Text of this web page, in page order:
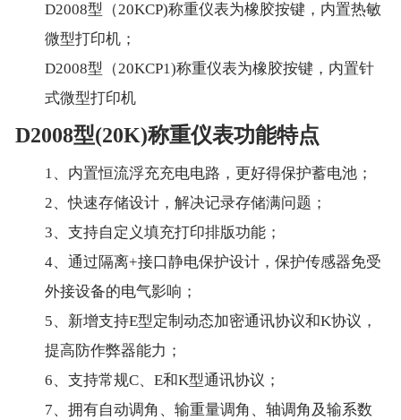
D2008型（20KCP)称重仪表为橡胶按键，内置热敏
微型打印机；
D2008型（20KCP1)称重仪表为橡胶按键，内置针
式微型打印机
D2008型(20K)称重仪表功能特点
1、内置恒流浮充充电电路，更好得保护蓄电池；
2、快速存储设计，解决记录存储满问题；
3、支持自定义填充打印排版功能；
4、通过隔离+接口静电保护设计，保护传感器免受
外接设备的电气影响；
5、新增支持E型定制动态加密通讯协议和K协议，
提高防作弊器能力；
6、支持常规C、E和K型通讯协议；
7、拥有自动调角、输重量调角、轴调角及输系数